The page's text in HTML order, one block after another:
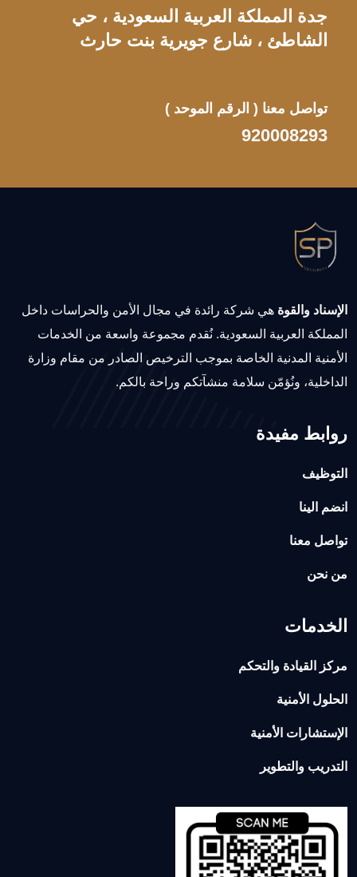
جدة المملكة العربية السعودية ، حي
الشاطئ ، شارع جويرية بنت حارث
تواصل معنا ( الرقم الموحد )
920008293
الإسناد والقوة هي شركة رائدة في مجال الأمن والحراسات داخل
المملكة العربية السعودية. نُقدم مجموعة واسعة من الخدمات
الأمنية المدنية الخاصة بموجب الترخيص الصادر من مقام وزارة
الداخلية، ونُؤمّن سلامة منشآتكم وراحة بالكم.
روابط مفيدة
التوظيف
انضم الينا
تواصل معنا
من نحن
الخدمات
مركز القيادة والتحكم
الحلول الأمنية
الإستشارات الأمنية
التدريب والتطوير